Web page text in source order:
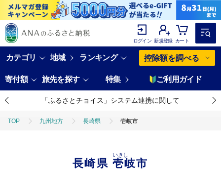
ログイン 新規登録 カート
カテゴリ 地域 ランキング 控除額を調べる
寄付額 旅先を探す 特集 ご利用ガイド
「ふるさとチョイス」システム連携に関して
TOP 九州地方 長崎県 壱岐市
長崎県壱岐市
いきし